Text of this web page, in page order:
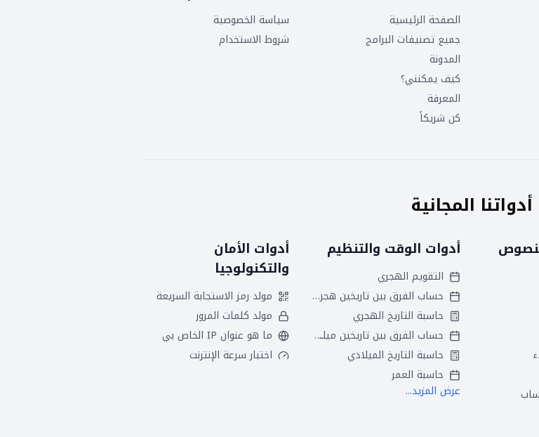
الصفحة الرئيسية
جميع تصنيفات البرامج
المدونة
كيف يمكنني؟
المعرفة
كن شريكاً
سياسة الخصوصية
شروط الاستخدام
أدواتنا المجانية
أدوات الوقت والتنظيم
التقويم الهجري
حساب الفرق بين تاريخين هجريين
حاسبة التاريخ الهجري
حساب الفرق بين تاريخين ميلاديين
حاسبة التاريخ الميلادي
حاسبة العمر
عرض المزيد...
أدوات الأمان
والتكنولوجيا
مولد رمز الاستجابة السريعة
مولد كلمات المرور
ما هو عنوان IP الخاص بي
اختبار سرعة الإنترنت